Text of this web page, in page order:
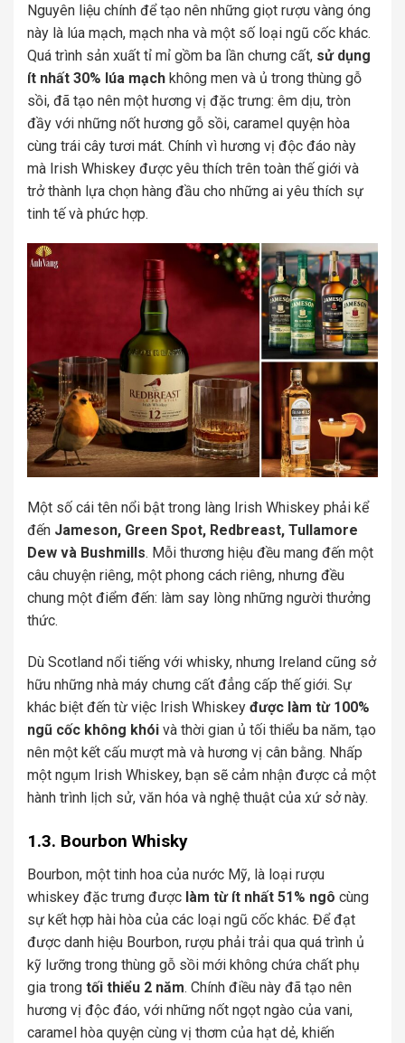
Nguyên liệu chính để tạo nên những giọt rượu vàng óng
này là lúa mạch, mạch nha và một số loại ngũ cốc khác.
Quá trình sản xuất tỉ mỉ gồm ba lần chưng cất, sử dụng
ít nhất 30% lúa mạch không men và ủ trong thùng gỗ
sồi, đã tạo nên một hương vị đặc trưng: êm dịu, tròn
đầy với những nốt hương gỗ sồi, caramel quyện hòa
cùng trái cây tươi mát. Chính vì hương vị độc đáo này
mà Irish Whiskey được yêu thích trên toàn thế giới và
trở thành lựa chọn hàng đầu cho những ai yêu thích sự
tinh tế và phức hợp.
Một số cái tên nổi bật trong làng Irish Whiskey phải kể
đến Jameson, Green Spot, Redbreast, Tullamore
Dew và Bushmills. Mỗi thương hiệu đều mang đến một
câu chuyện riêng, một phong cách riêng, nhưng đều
chung một điểm đến: làm say lòng những người thưởng
thức.
Dù Scotland nổi tiếng với whisky, nhưng Ireland cũng sở
hữu những nhà máy chưng cất đẳng cấp thế giới. Sự
khác biệt đến từ việc Irish Whiskey được làm từ 100%
ngũ cốc không khói và thời gian ủ tối thiểu ba năm, tạo
nên một kết cấu mượt mà và hương vị cân bằng. Nhấp
một ngụm Irish Whiskey, bạn sẽ cảm nhận được cả một
hành trình lịch sử, văn hóa và nghệ thuật của xứ sở này.
1.3. Bourbon Whisky
Bourbon, một tinh hoa của nước Mỹ, là loại rượu
whiskey đặc trưng được làm từ ít nhất 51% ngô cùng
sự kết hợp hài hòa của các loại ngũ cốc khác. Để đạt
được danh hiệu Bourbon, rượu phải trải qua quá trình ủ
kỹ lưỡng trong thùng gỗ sồi mới không chứa chất phụ
gia trong tối thiểu 2 năm. Chính điều này đã tạo nên
hương vị độc đáo, với những nốt ngọt ngào của vani,
caramel hòa quyện cùng vị thơm của hạt dẻ, khiến